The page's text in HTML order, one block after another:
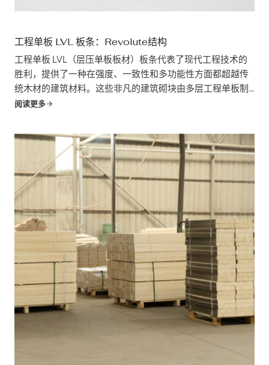
工程单板 LVL 板条：Revolute结构
工程单板 LVL（层压单板板材）板条代表了现代工程技术的
胜利，提供了一种在强度、一致性和多功能性方面都超越传
统木材的建筑材料。这些非凡的建筑砌块由多层工程单板制
成，正在彻底改变我们的建筑方式，提供卓越的性能和可持
阅读更多